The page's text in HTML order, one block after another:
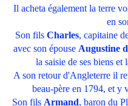
Il acheta également la terre
en
Son filsCharles, capitaine
avec son épouse Augustine
la saisie de ses biens
A son retour d'Angleterre il
beau-père en 1794, et y
Son fils Armand, baron du